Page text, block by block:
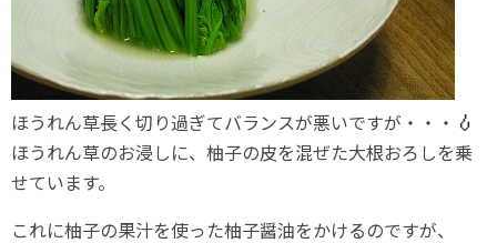
ほうれん草長く切り過ぎてバランスが悪いですが・・・
ほうれん草のお浸しに、柚子の皮を混ぜた大根おろしを乗
せています。
これに柚子の果汁を使った柚子醤油をかけるのですが、